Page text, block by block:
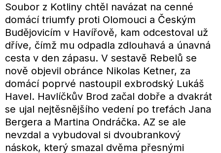
Soubor z Kotliny chtěl navázat na cenné
domácí triumfy proti Olomouci a Českým
Budějovicím v Havířově, kam odcestoval už
dříve, čímž mu odpadla zdlouhavá a únavná
cesta v den zápasu. V sestavě Rebelů se
nově objevil obránce Nikolas Ketner, za
domácí poprvé nastoupil exbrodský Lukáš
Havel. Havlíčkův Brod začal dobře a dvakrát
se ujal nejtěsnějšího vedení po trefách Jana
Bergera a Martina Ondráčka. AZ se ale
nevzdal a vybudoval si dvoubrankový
náskok, který smazal dvěma přesnými